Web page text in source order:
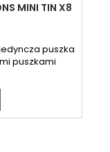
MINI TIN X8
puszka
puszkami
sealed box)